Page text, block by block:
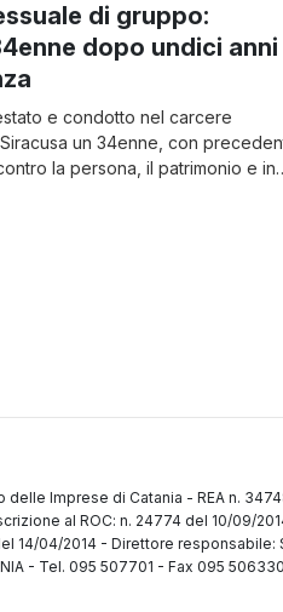
di gruppo:
dopo undici anni
e condotto nel carcere
un 34enne, con
la persona, il patrimonio e in
in esecuzione all’ordine di
delle Imprese di Catania - REA n.
al ROC: n. 24774 del 10/09/
14/04/2014 - Direttore responsabile:
- Tel. 095 507701 - Fax 095 506330